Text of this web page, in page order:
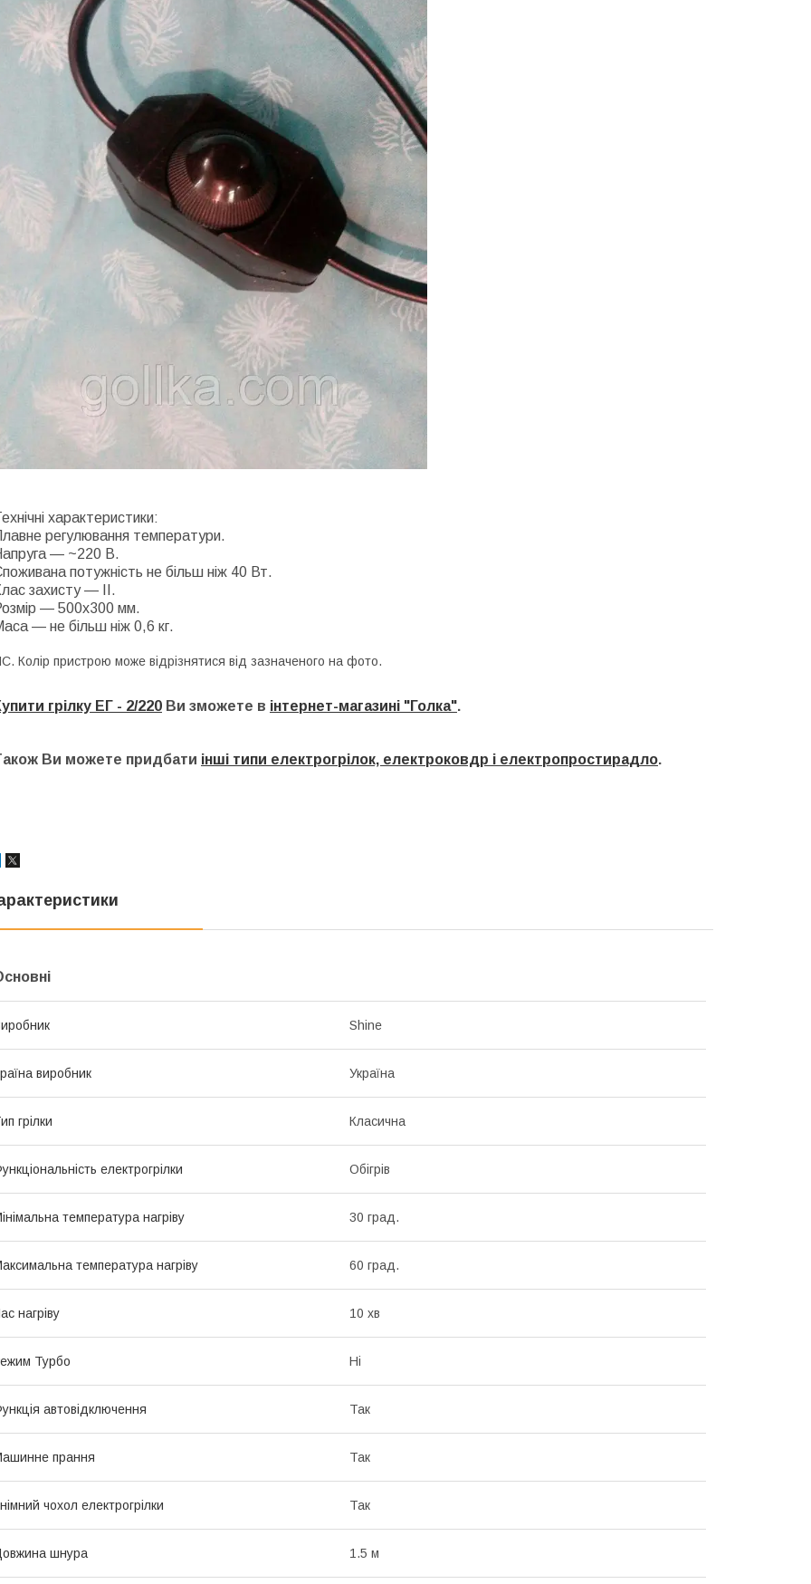
характеристики:
регулювання температури.
— ~220 В.
потужність не більш ніж 40 Вт.
захисту — II.
— 500х300 мм.
— не більш ніж 0,6 кг.
Колір пристрою може відрізнятися від зазначеного на фото.
грілку ЕГ - 2/220 Ви зможете в інтернет-магазині "Голка".
Ви можете придбати інші типи електрогрілок, електроковдр і електропростирадло.
Shine
виробник Україна
грілки Класична
електрогрілки Обігрів
температура нагріву 30 град.
температура нагріву 60 град.
нагріву 10 хв
Турбо Ні
автовідключення Так
прання Так
чохол електрогрілки Так
шнура 1.5 м